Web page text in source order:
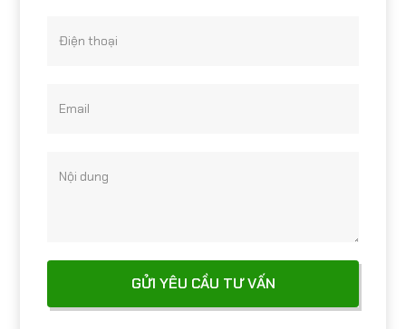
Điện thoại
Email
Nội dung